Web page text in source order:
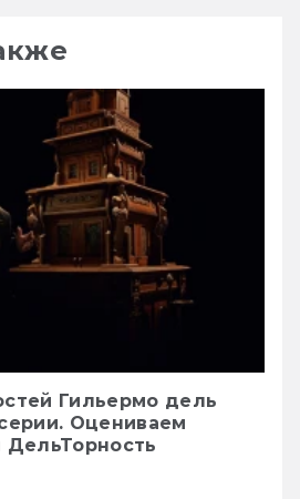
Гильермо дель
Оцениваем
ДельТорность